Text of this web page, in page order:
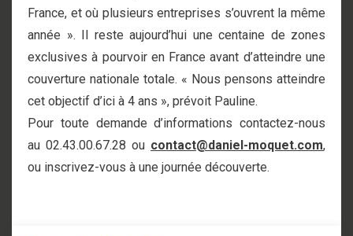
France, et où plusieurs entreprises s’ouvrent la même
année ». Il reste aujourd’hui une centaine de zones
exclusives à pourvoir en France avant d’atteindre une
couverture nationale totale. « Nous pensons atteindre
cet objectif d’ici à 4 ans », prévoit Pauline.
Pour toute demande d’informations contactez-nous
au 02.43.00.67.28 ou contact@daniel-moquet.com,
ou inscrivez-vous à une journée découverte.